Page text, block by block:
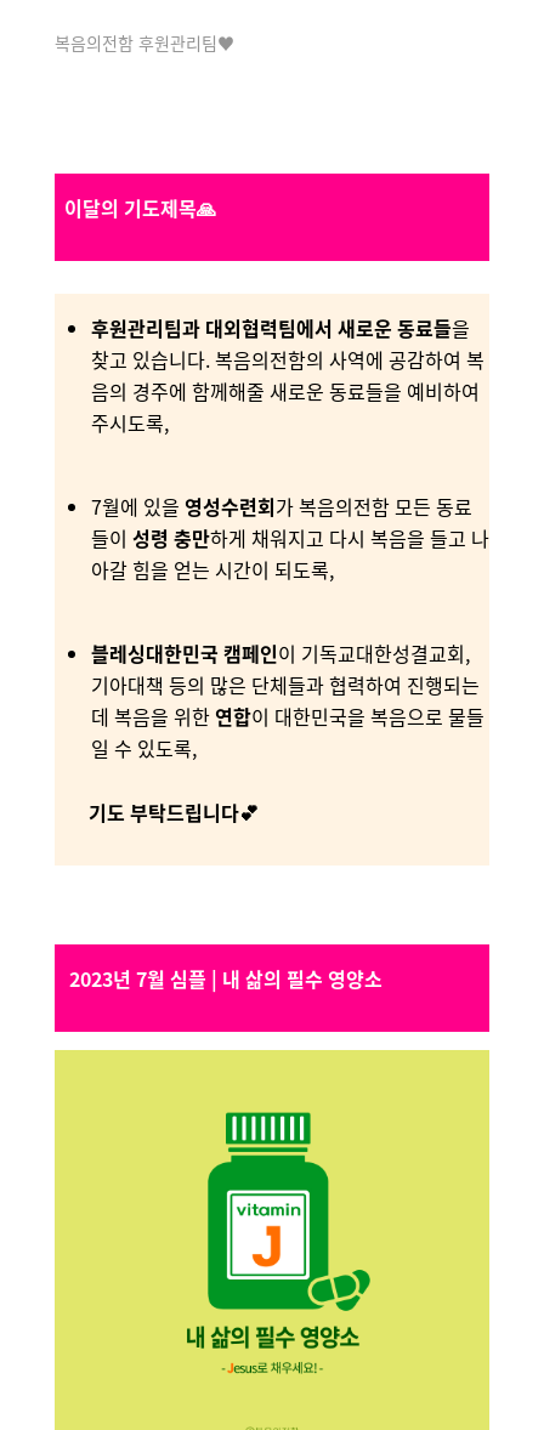
복음의전함 후원관리팀♥
이달의 기도제목🙏
후원관리팀과 대외협력팀에서 새로운 동료들을
찾고 있습니다. 복음의전함의 사역에 공감하여 복
음의 경주에 함께해줄 새로운 동료들을 예비하여
주시도록,
7월에 있을 영성수련회가 복음의전함 모든 동료
들이 성령 충만하게 채워지고 다시 복음을 들고 나
아갈 힘을 얻는 시간이 되도록,
블레싱대한민국 캠페인이 기독교대한성결교회,
기아대책 등의 많은 단체들과 협력하여 진행되는
데 복음을 위한 연합이 대한민국을 복음으로 물들
일 수 있도록,
기도 부탁드립니다💕
2023년 7월 심플 | 내 삶의 필수 영양소